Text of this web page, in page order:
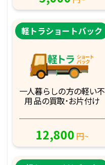
軽トラショートバック
一人暮らしの方の軽い不
用 品の買取･お片付け
12,800 円~